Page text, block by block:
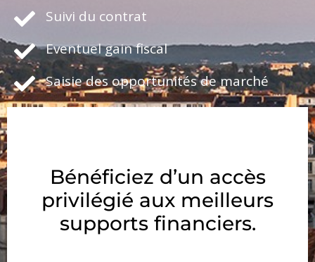
Suivi du contrat
Eventuel gain fiscal
Saisie des opportunités de marché
Bénéficiez d’un accès
privilégié aux meilleurs
supports financiers.